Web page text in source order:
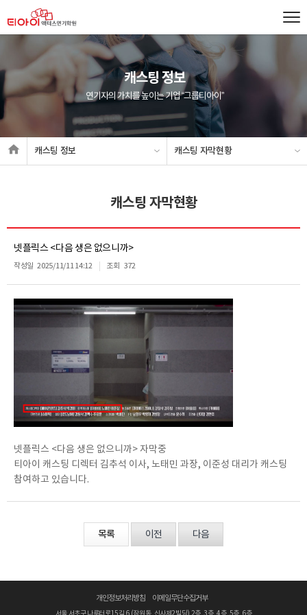
캐스팅 정보
연기자의 가치를 높이는 기업 “그룹티아이”
캐스팅 정보 캐스팅 자막현황
캐스팅 자막현황
넷플릭스 <다음 생은 없으니까>
작성일 2025/11/11 14:12 조회 372
넷플릭스 <다음 생은 없으니까> 자막중
티아이 캐스팅 디렉터 김추석 이사, 노태민 과장, 이준성 대리가 캐스팅
참여하고 있습니다.
목록 이전 다음
개인정보처리방침 이메일무단수집거부